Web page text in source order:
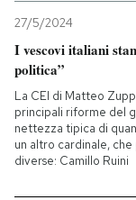
PODCAST
NEWSLETTER
I MIEI
27/5/2024
I vescovi italiani
politica”
La CEI di Matteo
principali riforme del
nettezza tipica di
un altro cardinale,
diverse: Camillo Ruini